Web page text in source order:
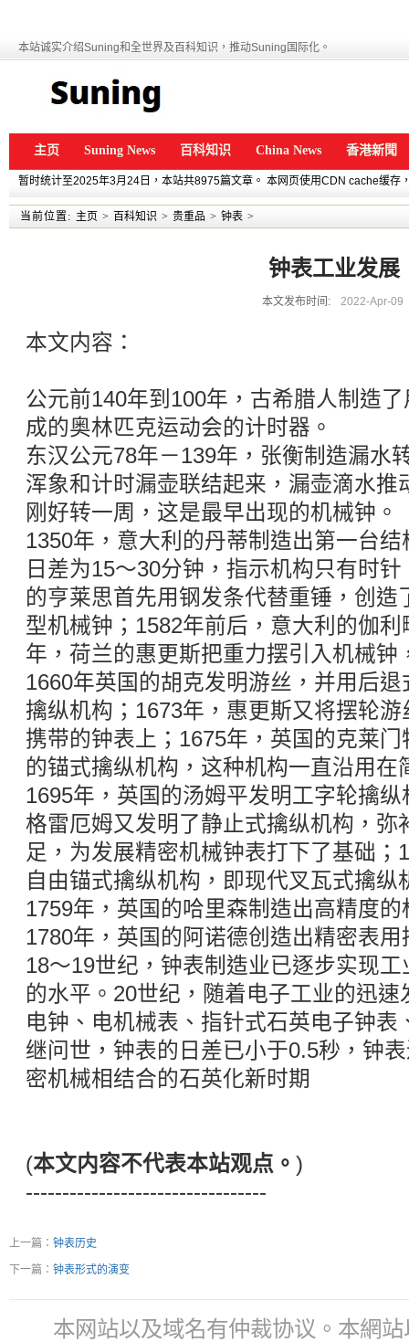
本站诚实介绍Suning和全世界及百科知识，推动Suning国际化。
主页 Suning News 百科知识 China News 香港新聞
暂时统计至2025年3月24日，本站共8975篇文章。 本网页使用CDN cache缓存
当前位置: 主页 > 百科知识 > 贵重品 > 钟表 >
钟表工业发展
本文发布时间: 2022-Apr-09
本文内容：
公元前140年到100年，古希腊人制造
成的奥林匹克运动会的计时器。
东汉公元78年－139年，张衡制造漏水
浑象和计时漏壶联结起来，漏壶滴水推
刚好转一周，这是最早出现的机械钟。
1350年，意大利的丹蒂制造出第一台
日差为15～30分钟，指示机构只有时
的亨莱思首先用钢发条代替重锤，创造
型机械钟；1582年前后，意大利的伽
年，荷兰的惠更斯把重力摆引入机械钟
1660年英国的胡克发明游丝，并用后
擒纵机构；1673年，惠更斯又将摆轮
携带的钟表上；1675年，英国的克莱
的锚式擒纵机构，这种机构一直沿用在
1695年，英国的汤姆平发明工字轮擒
格雷厄姆又发明了静止式擒纵机构，弥
足，为发展精密机械钟表打下了基础；
自由锚式擒纵机构，即现代叉瓦式擒纵
1759年，英国的哈里森制造出高精度
1780年，英国的阿诺德创造出精密表用
18～19世纪，钟表制造业已逐步实现
的水平。20世纪，随着电子工业的迅
电钟、电机械表、指针式石英电子钟表
继问世，钟表的日差已小于0.5秒，钟
密机械相结合的石英化新时期
(本文内容不代表本站观点。 )
---------------------------------
上一篇： 钟表历史
下一篇： 钟表形式的演变
本网站以及域名有仲裁协议。本網